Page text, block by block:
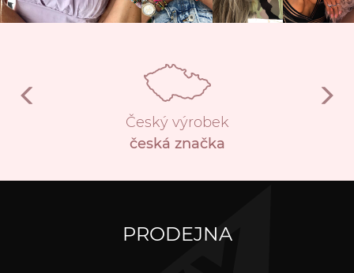
Český výrobek
česká značka
PRODEJNA